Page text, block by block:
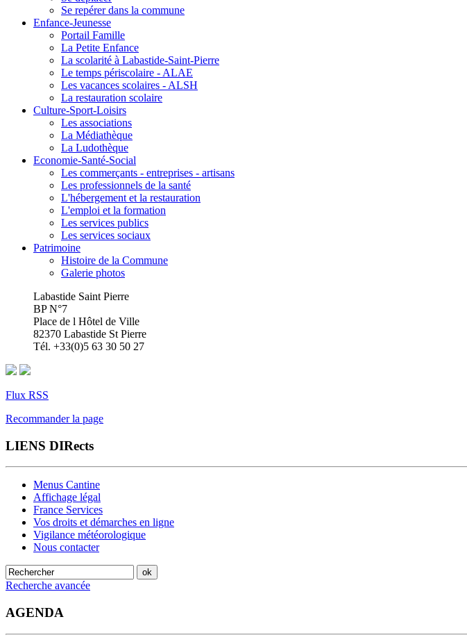
Se repérer dans la commune
Enfance-Jeunesse
Portail Famille
La Petite Enfance
La scolarité à Labastide-Saint-Pierre
Le temps périscolaire - ALAE
Les vacances scolaires - ALSH
La restauration scolaire
Culture-Sport-Loisirs
Les associations
La Médiathèque
La Ludothèque
Economie-Santé-Social
Les commerçants - entreprises - artisans
Les professionnels de la santé
L'hébergement et la restauration
L'emploi et la formation
Les services publics
Les services sociaux
Patrimoine
Histoire de la Commune
Galerie photos
Labastide Saint Pierre
BP N°7
Place de l Hôtel de Ville
82370 Labastide St Pierre
Tél. +33(0)5 63 30 50 27
Flux RSS
Recommander la page
LIENS DIRects
Menus Cantine
Affichage légal
France Services
Vos droits et démarches en ligne
Vigilance météorologique
Nous contacter
Recherche avancée
AGENDA